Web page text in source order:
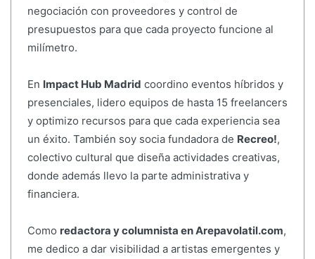
negociación con proveedores y control de
presupuestos para que cada proyecto funcione al
milímetro.
En Impact Hub Madrid coordino eventos híbridos y
presenciales, lidero equipos de hasta 15 freelancers
y optimizo recursos para que cada experiencia sea
un éxito. También soy socia fundadora de Recreo!,
colectivo cultural que diseña actividades creativas,
donde además llevo la parte administrativa y
financiera.
Como redactora y columnista en Arepavolatil.com,
me dedico a dar visibilidad a artistas emergentes y